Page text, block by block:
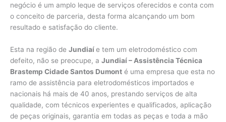
negócio é um amplo leque de serviços oferecidos e conta com
o conceito de parceria, desta forma alcançando um bom
resultado e satisfação do cliente.
Esta na região de Jundiaíe tem um eletrodoméstico com
defeito, não se preocupe, a Jundiaí – Assistência Técnica
Brastemp Cidade Santos Dumont é uma empresa que esta no
ramo de assistência para eletrodomésticos importados e
nacionais há mais de 40 anos, prestando serviços de alta
qualidade, com técnicos experientes e qualificados, aplicação
de peças originais, garantia em todas as peças e toda a mão